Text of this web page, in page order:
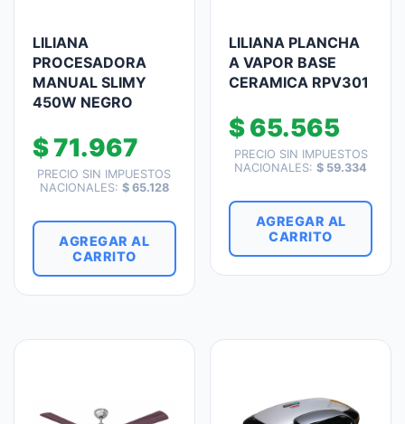
LILIANA
PROCESADORA
MANUAL SLIMY
450W NEGRO
$71.967
PRECIO SIN IMPUESTOS
NACIONALES: $65.128
AGREGAR AL
CARRITO
LILIANA PLANCHA
A VAPOR BASE
CERAMICA RPV301
$65.565
PRECIO SIN IMPUESTOS
NACIONALES:$ 59.334
AGREGAR AL
CARRITO